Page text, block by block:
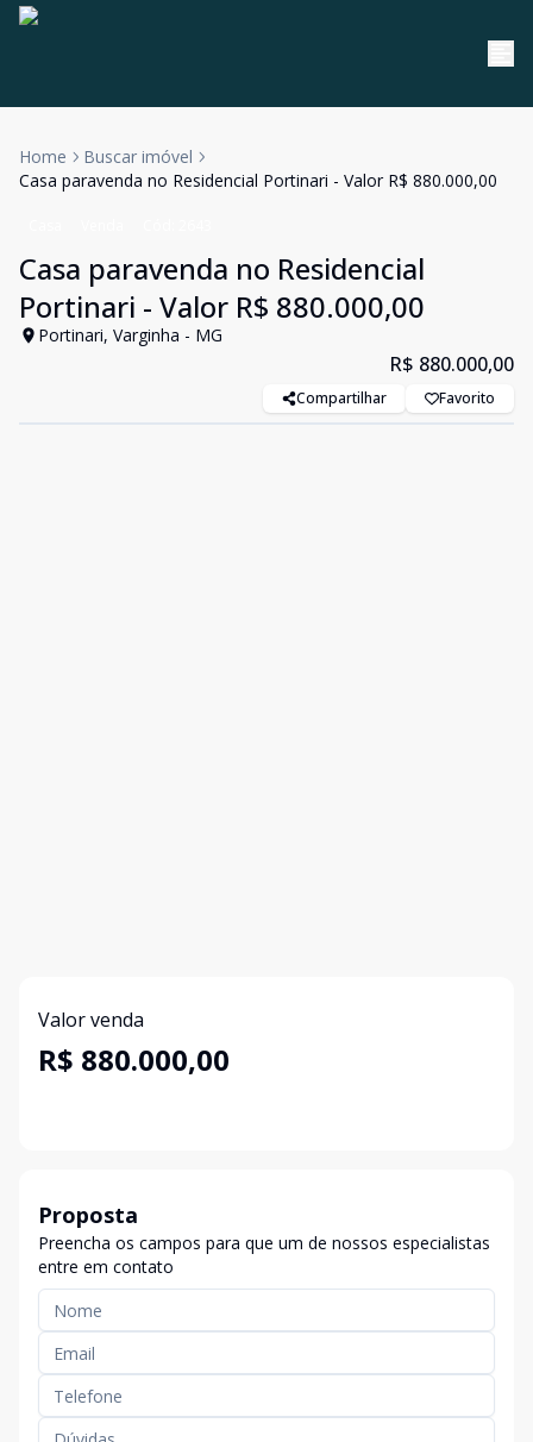
Home
Buscar imóvel
Casa paravenda no Residencial Portinari - Valor R$ 880.000,00
Casa paravenda no Residencial
Portinari - Valor R$ 880.000,00
Portinari, Varginha - MG
R$ 880.000,00
Compartilhar Favorito
Valor venda
R$ 880.000,00
Proposta
Preencha os campos para que um de nossos especialistas
entre em contato